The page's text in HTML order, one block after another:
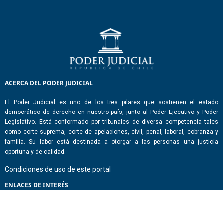
ACERCA DEL PODER JUDICIAL
El Poder Judicial es uno de los tres pilares que sostienen el estado
democrático de derecho en nuestro país, junto al Poder Ejecutivo y Poder
Legislativo. Está conformado por tribunales de diversa competencia tales
como corte suprema, corte de apelaciones, civil, penal, laboral, cobranza y
familia. Su labor está destinada a otorgar a las personas una justicia
oportuna y de calidad.
Condiciones de uso de este portal
ENLACES DE INTERÉS